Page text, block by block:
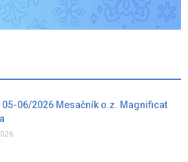
05-06/2026 Mesačník o.z. Magnificat